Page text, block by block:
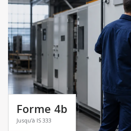
Forme 4b
Jusqu’à IS 333